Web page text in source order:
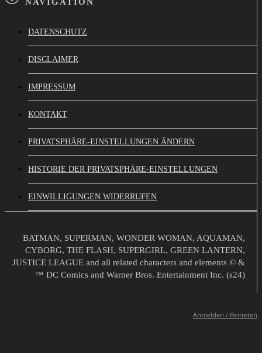
NAVIGATION
DATENSCHUTZ
DISCLAIMER
IMPRESSUM
KONTAKT
PRIVATSPHÄRE-EINSTELLUNGEN ÄNDERN
HISTORIE DER PRIVATSPHÄRE-EINSTELLUNGEN
EINWILLIGUNGEN WIDERRUFEN
BATMAN, SUPERMAN, WONDER WOMAN, AQUAMAN,
CYBORG, THE FLASH, SUPERGIRL, GREEN LANTERN,
JUSTICE LEAGUE and all related characters and elements © &
™ DC Comics and Warner Bros. Entertainment Inc. (s24)
Anmelden / Beitreten